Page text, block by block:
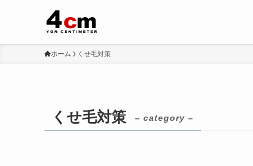
ホーム くせ毛対策
くせ毛対策 – category –